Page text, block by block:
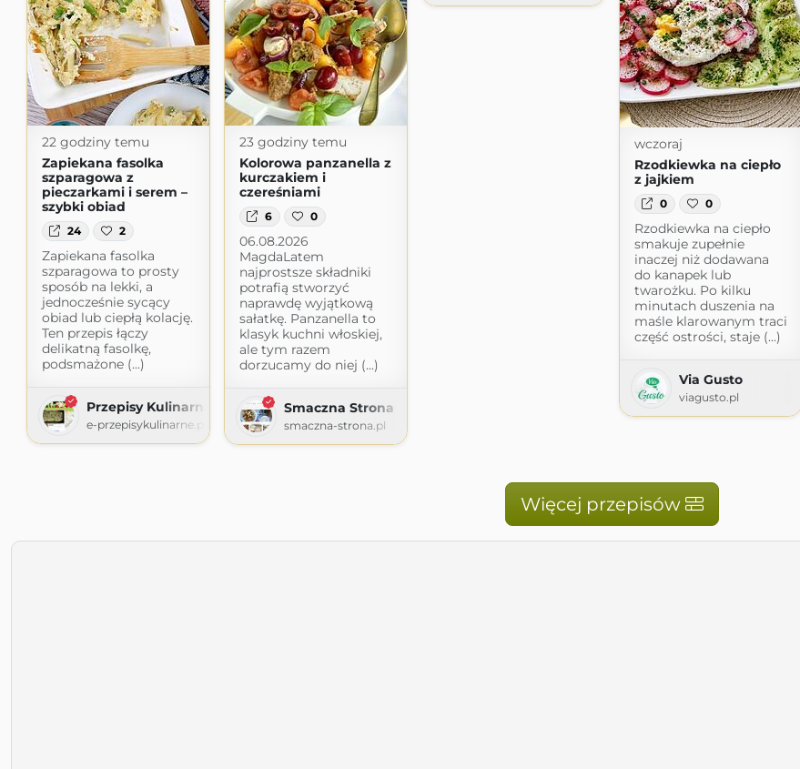
22 godziny temu
Zapiekana fasolka
szparagowa z
pieczarkami i serem –
szybki obiad
24 2
Zapiekana fasolka
szparagowa to prosty
sposób na lekki, a
jednocześnie sycący
obiad lub ciepłą kolację.
Ten przepis łączy
delikatną fasolkę,
podsmażone (...)
Przepisy Kulinarne
e-przepisykulinarne.pl
23 godziny temu
Kolorowa panzanella z
kurczakiem i
czereśniami
6 0
06.08.2026
MagdaLatem
najprostsze składniki
potrafią stworzyć
naprawdę wyjątkową
sałatkę. Panzanella to
klasyk kuchni włoskiej,
ale tym razem
dorzucamy do niej (...)
Smaczna Strona
smaczna-strona.pl
wczoraj
Rzodkiewka na ciepło
z jajkiem
0 0
Rzodkiewka na ciepło
smakuje zupełnie
inaczej niż dodawana
do kanapek lub
twarożku. Po kilku
minutach duszenia na
maśle klarowanym traci
część ostrości, staje (...)
Via Gusto
viagusto.pl
Więcej przepisów